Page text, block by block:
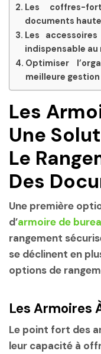
Les coffres-
documents
Les
indispensable
Optimiser
meilleure
Les
Une
Le
Des
Une première
d’armoire de
rangement
se déclinent en
options de
Les Armoires
Le point fort des
leur capacité à